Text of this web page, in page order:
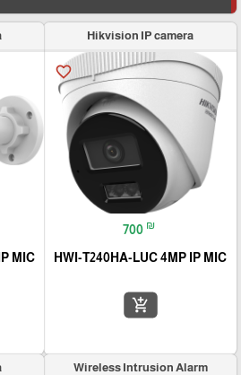
Hikvision IP camera
favorite_border
700 ₪
HWI-T240HA-LUC 4MP IP MIC
add_shopping_cart
MIC
Wireless Intrusion Alarm